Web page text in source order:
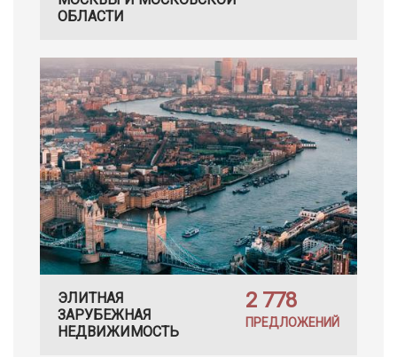
ОБЛАСТИ
ЭЛИТНАЯ
ЗАРУБЕЖНАЯ
НЕДВИЖИМОСТЬ
2 778
ПРЕДЛОЖЕНИЙ